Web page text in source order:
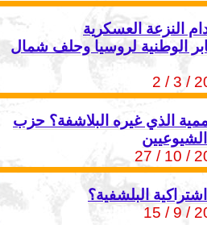
النزعة العسكرية
الوطنية لروسيا وحلف شمال
الذي غيره البلاشفة؟ حزب
البلشفية؟